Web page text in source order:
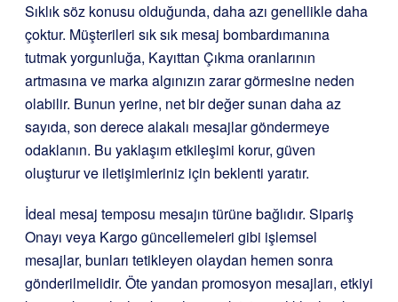
Sıklık söz konusu olduğunda, daha azı genellikle daha
çoktur. Müşterileri sık sık mesaj bombardımanına
tutmak yorgunluğa, Kayıttan Çıkma oranlarının
artmasına ve marka algınızın zarar görmesine neden
olabilir. Bunun yerine, net bir değer sunan daha az
sayıda, son derece alakalı mesajlar göndermeye
odaklanın. Bu yaklaşım etkileşimi korur, güven
oluşturur ve iletişimleriniz için beklenti yaratır.
İdeal mesaj temposu mesajın türüne bağlıdır. Sipariş
Onayı veya Kargo güncellemeleri gibi işlemsel
mesajlar, bunları tetikleyen olaydan hemen sonra
gönderilmelidir. Öte yandan promosyon mesajları, etkiyi